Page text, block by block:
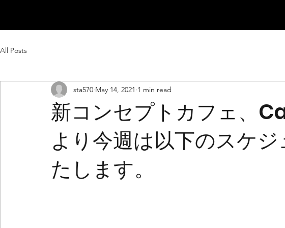
All Posts
新コンセプトカフェ、
より今週は以下のスケ
たします。
sta570 May 14, 2021 1 min read